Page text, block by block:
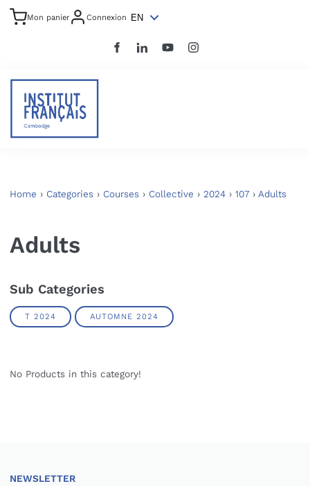
Mon panier Connexion EN
Home › Categories › Courses › Collective › 2024 › 107 › Adults
Adults
Sub Categories
T 2024 AUTOMNE 2024
No Products in this category!
NEWSLETTER